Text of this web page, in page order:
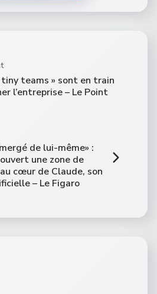
tiny teams » sont en train
l’entreprise – Le Point
de lui-même» :
une zone de
cœur de Claude, son
– Le Figaro